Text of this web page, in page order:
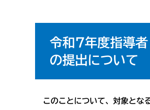
令和7年度指導
の提出について
このことについて、対象とな